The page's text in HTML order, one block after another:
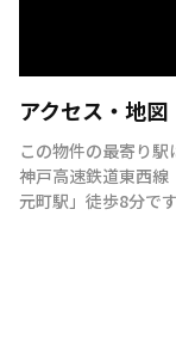
アクセス・地図
この物件の最寄り駅
神戸高速鉄道東西線
元町駅 」 徒歩8分です